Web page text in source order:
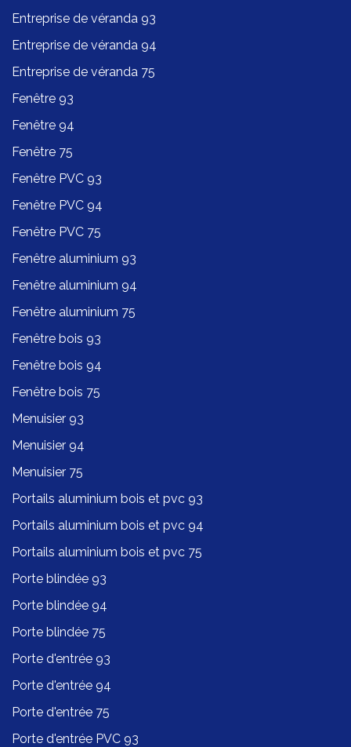
Entreprise de véranda 93
Entreprise de véranda 94
Entreprise de véranda 75
Fenêtre 93
Fenêtre 94
Fenêtre 75
Fenêtre PVC 93
Fenêtre PVC 94
Fenêtre PVC 75
Fenêtre aluminium 93
Fenêtre aluminium 94
Fenêtre aluminium 75
Fenêtre bois 93
Fenêtre bois 94
Fenêtre bois 75
Menuisier 93
Menuisier 94
Menuisier 75
Portails aluminium bois et pvc 93
Portails aluminium bois et pvc 94
Portails aluminium bois et pvc 75
Porte blindée 93
Porte blindée 94
Porte blindée 75
Porte d'entrée 93
Porte d'entrée 94
Porte d'entrée 75
Porte d'entrée PVC 93